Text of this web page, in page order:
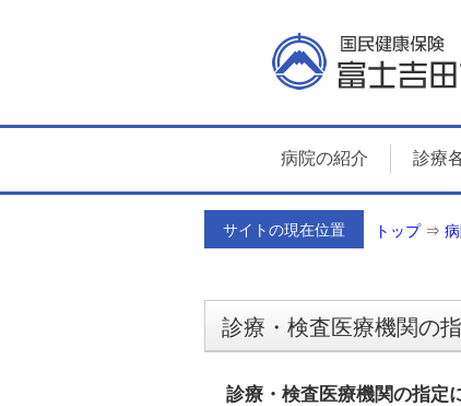
病院の紹介 診療
サイトの現在位置 トップ⇒
診療・検査医療機関の
診療・検査医療機関の指定